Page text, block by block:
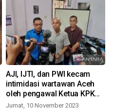
AJI, IJTI, dan PWI kecam
intimidasi wartawan Aceh
oleh pengawal Ketua KPK
Firli Bahuri
Jumat, 10 November 2023